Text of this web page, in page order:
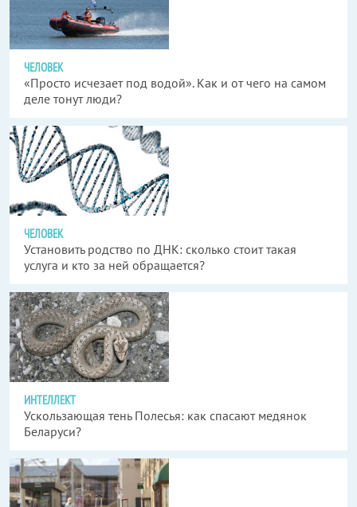
ЧЕЛОВЕК
«Просто исчезает под водой». Как и от чего на самом
деле тонут люди?
ЧЕЛОВЕК
Установить родство по ДНК: сколько стоит такая
услуга и кто за ней обращается?
ИНТЕЛЛЕКТ
Ускользающая тень Полесья: как спасают медянок
Беларуси?